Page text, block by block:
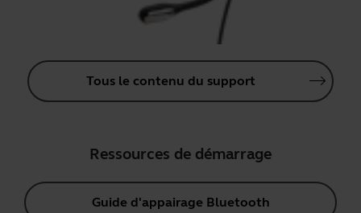
Tous le contenu du support
Ressources de démarrage
Guide d'appairage Bluetooth